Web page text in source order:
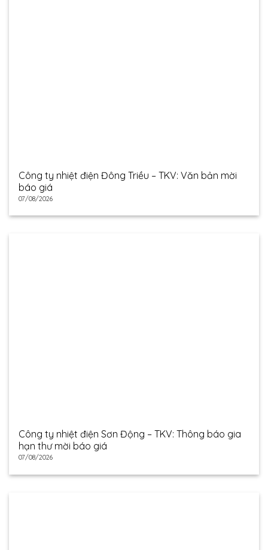
Công ty nhiệt điện Đông Triều – TKV: Văn bản mời
báo giá
07/08/2026
Công ty nhiệt điện Sơn Động – TKV: Thông báo gia
hạn thư mời báo giá
07/08/2026